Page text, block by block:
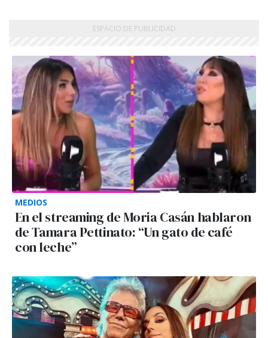
MEDIOS
En el streaming de Moria Casán hablaron
de Tamara Pettinato: “Un gato de café
con leche”